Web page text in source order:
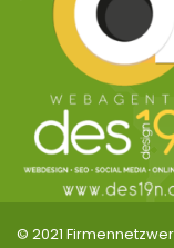
© 2021